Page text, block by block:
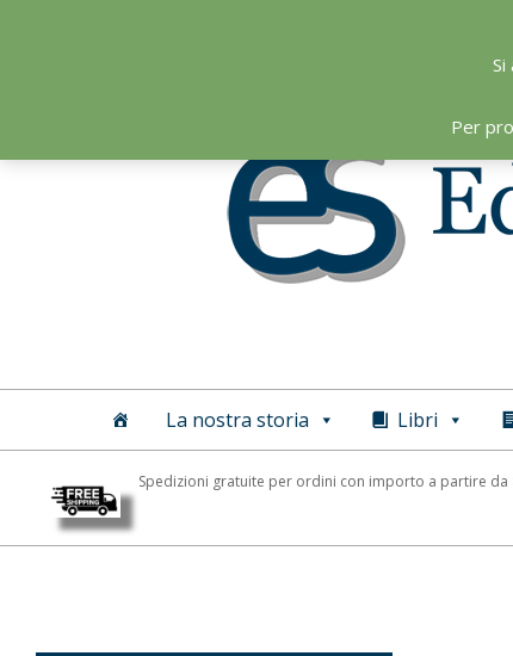
Si
Per
Editoriale
Scientifica
La nostra storia Libri
Spedizioni gratuite per ordini con importo a partire da